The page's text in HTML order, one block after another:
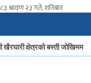
श्रावण २३ गते, शनिबार
क्षेत्रको बस्ती जोखिममा